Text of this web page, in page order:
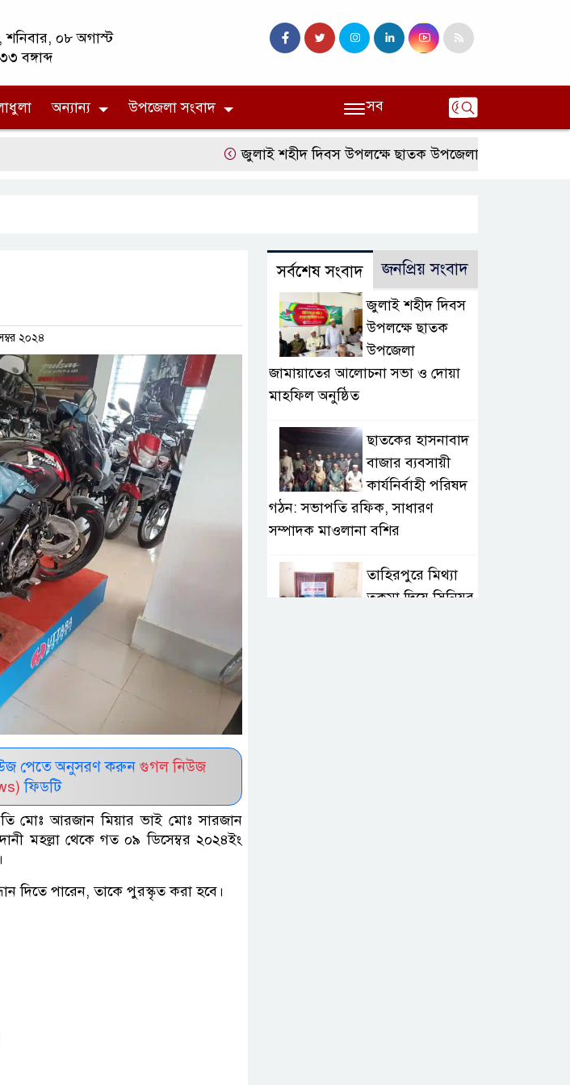
০৮ অগাস্ট
বঙ্গাব্দ
অন্যান্য উপজেলা সংবাদ সব
জুলাই শহীদ দিবস উপলক্ষে ছাতক উপজেলা জামায়াতের আলোচনা
২০২৪
পেতে অনুসরণ করুন গুগল নিউজ
ফিডটি
মোঃ আরজান মিয়ার ভাই মোঃ সারজান
মহল্লা থেকে গত ০৯ ডিসেম্বর ২০২৪ইং
দিতে পারেন, তাকে পুরস্কৃত করা হবে।
সর্বশেষ সংবাদ জনপ্রিয় সংবাদ
জুলাই শহীদ দিবস
উপলক্ষে ছাতক
উপজেলা
জামায়াতের আলোচনা সভা ও দোয়া
মাহফিল অনুষ্ঠিত
ছাতকের হাসনাবাদ
বাজার ব্যবসায়ী
কার্যনির্বাহী পরিষদ
গঠন: সভাপতি রফিক, সাধারণ
সম্পাদক মাওলানা বশির
তাহিরপুরে মিথ্যা
তকমা দিয়ে সিনিয়র